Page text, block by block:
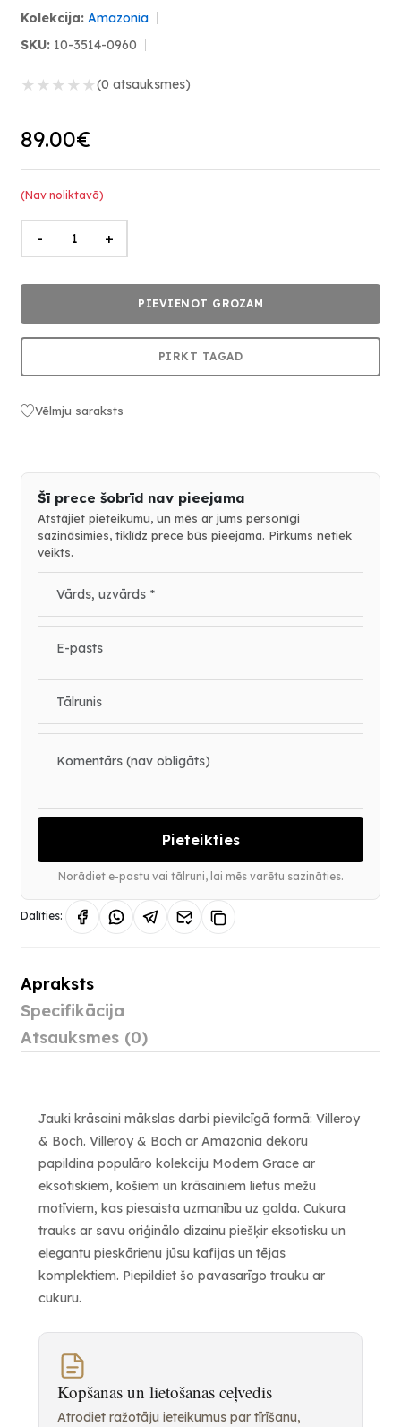
Kolekcija: Amazonia
SKU: 10-3514-0960
★ ★ ★ ★ ★(0 atsauksmes)
89.00€
(Nav noliktavā)
- +
PIEVIENOT GROZAM
PIRKT TAGAD
Vēlmju saraksts
Šī prece šobrīd nav pieejama
Atstājiet pieteikumu, un mēs ar jums personīgi
sazināsimies, tiklīdz prece būs pieejama. Pirkums netiek
veikts.
Pieteikties
Norādiet e-pastu vai tālruni, lai mēs varētu sazināties.
Dalīties:
Apraksts
Specifikācija
Atsauksmes (0)
Jauki krāsaini mākslas darbi pievilcīgā formā: Villeroy
& Boch. Villeroy & Boch ar Amazonia dekoru
papildina populāro kolekciju Modern Grace ar
eksotiskiem, košiem un krāsainiem lietus mežu
motīviem, kas piesaista uzmanību uz galda. Cukura
trauks ar savu oriģinālo dizainu piešķir eksotisku un
elegantu pieskārienu jūsu kafijas un tējas
komplektiem. Piepildiet šo pavasarīgo trauku ar
cukuru.
Kopšanas un lietošanas ceļvedis
Atrodiet ražotāju ieteikumus par tīrīšanu,